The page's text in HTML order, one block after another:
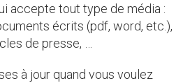
accepte tout type de média :
écrits (pdf, word, etc.),
de presse, …
à jour quand vous voulez